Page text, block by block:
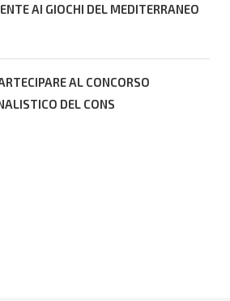
AI GIOCHI DEL MEDITERRANEO
AL CONCORSO
DEL CONS